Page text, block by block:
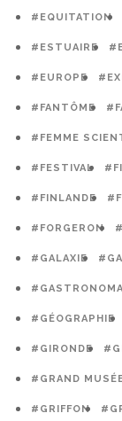
#EQUITATION
#ESTUAIRE
#EUROPE
#FANTÔME
#FEMME
#FESTIVAL
#FINLANDE
#FORGERON
#GALAXIE
#GÉOGRAPHIE
#GIRONDE
#GRAND
#GRIFFON